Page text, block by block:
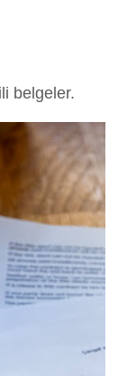
belgeler.